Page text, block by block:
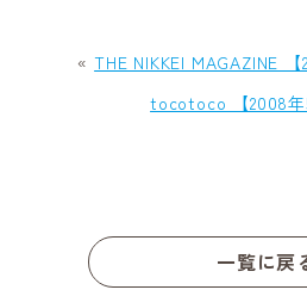
«THE NIKKEI MAGAZINE 【
tocotoco 【2008年
一覧に戻